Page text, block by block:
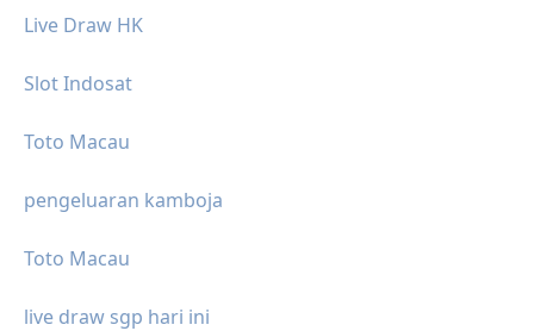
Live Draw HK
Slot Indosat
Toto Macau
pengeluaran kamboja
Toto Macau
live draw sgp hari ini